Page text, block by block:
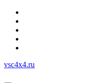
Перейти
содержимому
vsc4x4.ru